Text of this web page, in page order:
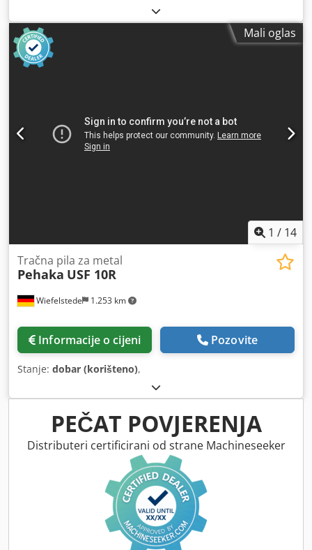
Mali oglas
1 / 14
Wiefelstede 1.253 km
Tračna pila za metal
Pehaka USF 10R
Informacije o cijeni Pozovite
Stanje: dobar (korišteno),
PEČAT POVJERENJA
Distributeri certificirani od strane Machineseeker